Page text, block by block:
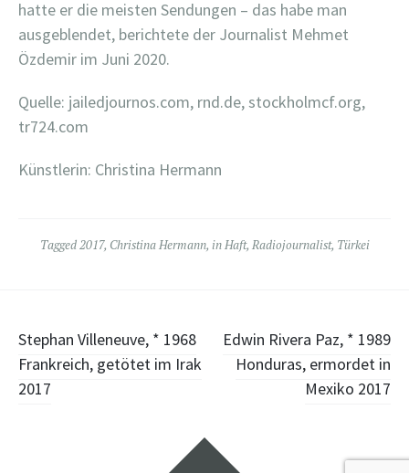
hatte er die meisten Sendungen – das habe man
ausgeblendet, berichtete der Journalist Mehmet
Özdemir im Juni 2020.
Quelle: jailedjournos.com, rnd.de, stockholmcf.org,
tr724.com
Künstlerin: Christina Hermann
Tagged2017, Christina Hermann, in Haft, Radiojournalist, Türkei
Post
navigation
Stephan Villeneuve, * 1968
Frankreich, getötet im Irak
2017
Edwin Rivera Paz, * 1989
Honduras, ermordet in
Mexiko 2017
Widgets